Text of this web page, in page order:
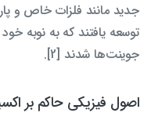
جدید مانند فلزات خاص و
توسعه یافتند که به نوبه
جوینت‌ها شدند [2].
اصول فیزیکی حاکم بر